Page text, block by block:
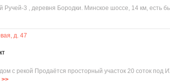
3 , деревня Бородки. Минское шоссе, 14 км, есть
д. 47
с рекой Продаётся просторный участок 20 соток под
>>